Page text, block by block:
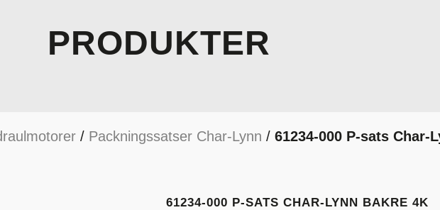
HYDRAULMOTORER
PRODUKTER
/ Packningssatser Char-Lynn / 61234-000 P-sats Char-
61234-000 P-SATS CHAR-LYNN BAKRE 4K